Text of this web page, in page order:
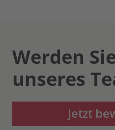
Werden
unseres
Jetzt